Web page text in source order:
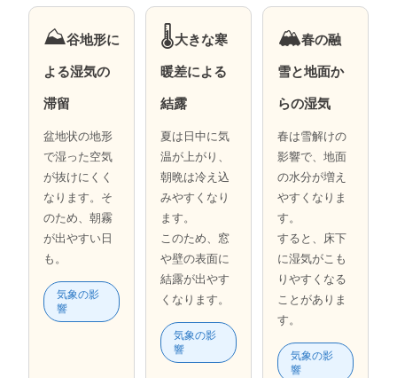
⛰谷地形に
よる湿気の
滞留
盆地状の地形
で湿った空気
が抜けにくく
なります。そ
のため、朝霧
が出やすい日
も。
気象の影
響
🌡大きな寒
暖差による
結露
夏は日中に気
温が上がり、
朝晩は冷え込
みやすくなり
ます。
このため、窓
や壁の表面に
結露が出やす
くなります。
気象の影
響
🏔春の融
雪と地面か
らの湿気
春は雪解けの
影響で、地面
の水分が増え
やすくなりま
す。
すると、床下
に湿気がこも
りやすくなる
ことがありま
す。
気象の影
響